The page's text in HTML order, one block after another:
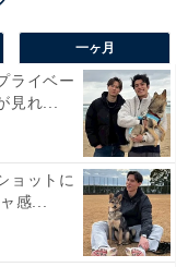
一ヶ月
ライベー
見れ...
ョットに
感...